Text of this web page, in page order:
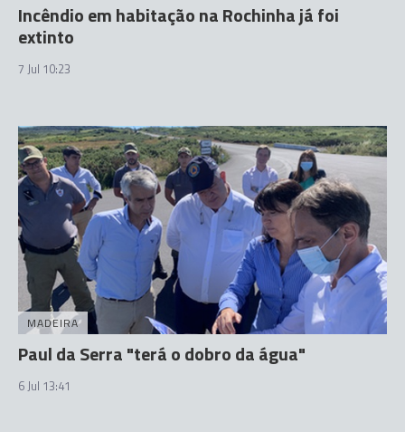
Incêndio em habitação na Rochinha já foi
extinto
7 Jul 10:23
MADEIRA
Paul da Serra "terá o dobro da água"
6 Jul 13:41